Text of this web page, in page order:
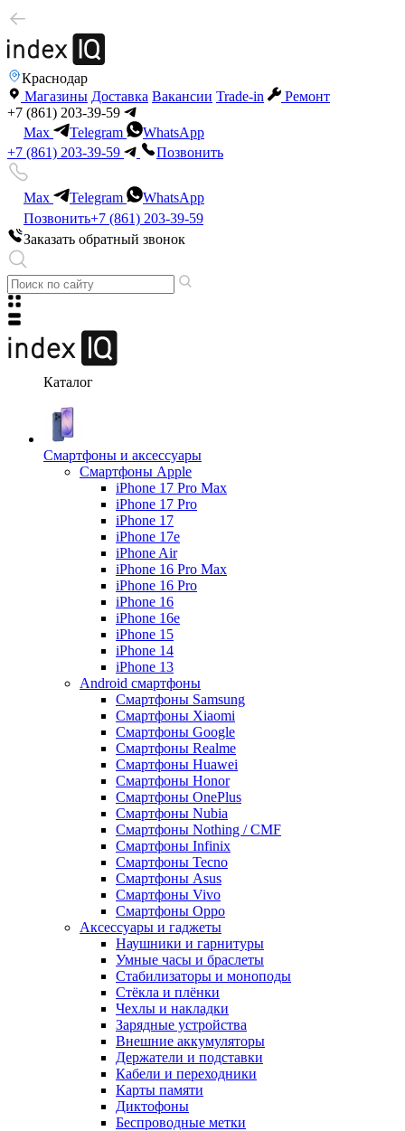
Краснодар
Магазины Доставка Вакансии Trade-in
Ремонт
+7 (861) 203-39-59
Max
Telegram
WhatsApp
+7 (861) 203-39-59
Позвонить
Max Telegram
WhatsApp
Позвонить+7 (861) 203-39-59
Заказать обратный звонок
Каталог
Смартфоны и аксессуары
Смартфоны Apple
iPhone 17 Pro Max
iPhone 17 Pro
iPhone 17
iPhone 17e
iPhone Air
iPhone 16 Pro Max
iPhone 16 Pro
iPhone 16
iPhone 16e
iPhone 15
iPhone 14
iPhone 13
Android cмартфоны
Смартфоны Samsung
Смартфоны Xiaomi
Смартфоны Google
Смартфоны Realme
Смартфоны Huawei
Смартфоны Honor
Смартфоны OnePlus
Смартфоны Nubia
Смартфоны Nothing / CMF
Смартфоны Infinix
Смартфоны Tecno
Смартфоны Asus
Смартфоны Vivo
Смартфоны Oppo
Аксессуары и гаджеты
Наушники и гарнитуры
Умные часы и браслеты
Стабилизаторы и моноподы
Стёкла и плёнки
Чехлы и накладки
Зарядные устройства
Внешние аккумуляторы
Держатели и подставки
Кабели и переходники
Карты памяти
Диктофоны
Беспроводные метки